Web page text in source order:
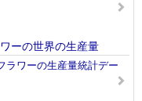
ーの世界の生産量
ラワーの生産量統計デー